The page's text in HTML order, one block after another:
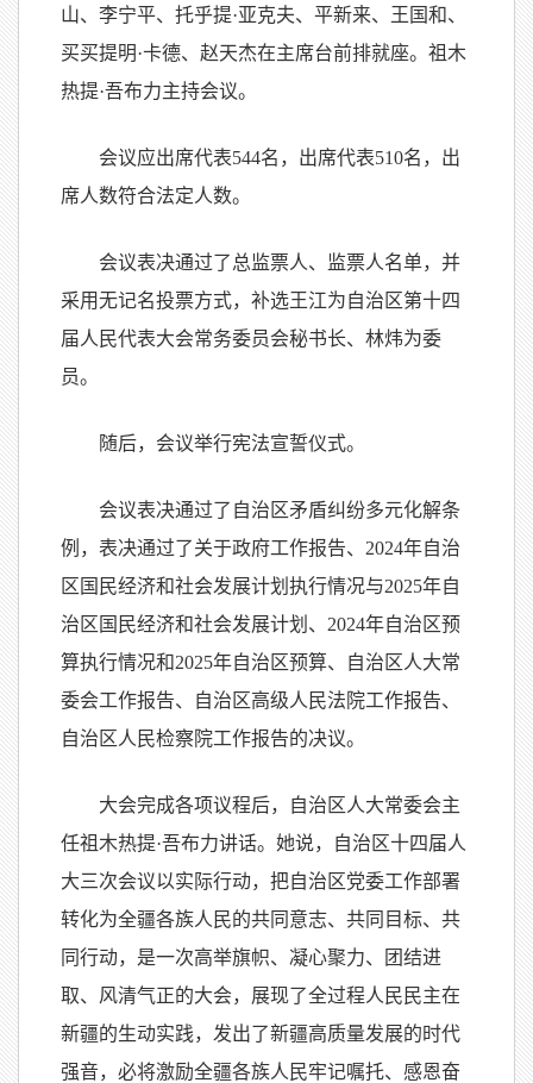
山、李宁平、托乎提·亚克夫、平新来、王国和、
买买提明·卡德、赵天杰在主席台前排就座。祖木
热提·吾布力主持会议。
会议应出席代表544名，出席代表510名，出
席人数符合法定人数。
会议表决通过了总监票人、监票人名单，并
采用无记名投票方式，补选王江为自治区第十四
届人民代表大会常务委员会秘书长、林炜为委
员。
随后，会议举行宪法宣誓仪式。
会议表决通过了自治区矛盾纠纷多元化解条
例，表决通过了关于政府工作报告、2024年自治
区国民经济和社会发展计划执行情况与2025年自
治区国民经济和社会发展计划、2024年自治区预
算执行情况和2025年自治区预算、自治区人大常
委会工作报告、自治区高级人民法院工作报告、
自治区人民检察院工作报告的决议。
大会完成各项议程后，自治区人大常委会主
任祖木热提·吾布力讲话。她说，自治区十四届人
大三次会议以实际行动，把自治区党委工作部署
转化为全疆各族人民的共同意志、共同目标、共
同行动，是一次高举旗帜、凝心聚力、团结进
取、风清气正的大会，展现了全过程人民民主在
新疆的生动实践，发出了新疆高质量发展的时代
强音，必将激励全疆各族人民牢记嘱托、感恩奋